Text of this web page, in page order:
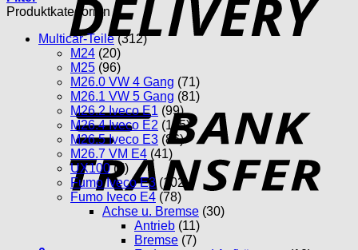
Produktkategorien
Multicar-Teile (312)
M24 (20)
M25 (96)
M26.0 VW 4 Gang (71)
M26.1 VW 5 Gang (81)
M26.2 Iveco E1 (99)
M26.4 Iveco E2 (115)
M26.5 Iveco E3 (86)
M26.7 VM E4 (41)
UX100 (5)
Fumo Iveco E3 (102)
Fumo Iveco E4 (78)
Achse u. Bremse (30)
Antrieb (11)
Bremse (7)